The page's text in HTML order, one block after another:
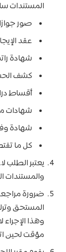
المستندات
صور
عقد
شهادة
كشف
أقساط
شهادات
شهادة
كل ما
يعتبر الطلب
والمستندات
ضرورة
وهذا
مؤقت لحين